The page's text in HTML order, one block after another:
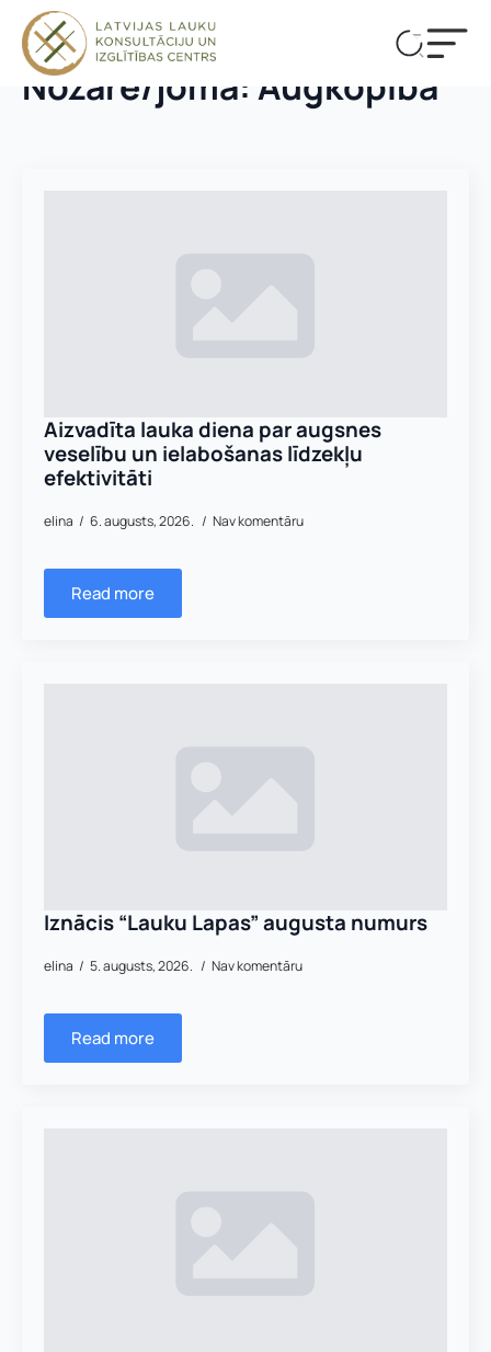
Nozare/joma: Augkopība
Aizvadīta lauka diena par augsnes
veselību un ielabošanas līdzekļu
efektivitāti
elina 6. augusts, 2026. Nav komentāru
Read more
Iznācis “Lauku Lapas” augusta numurs
elina 5. augusts, 2026. Nav komentāru
Read more